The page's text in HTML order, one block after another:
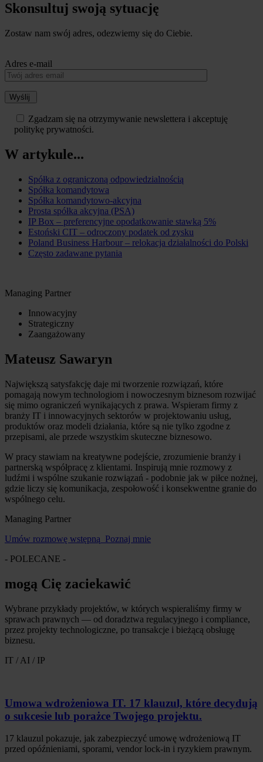
Skonsultuj swoją sytuację
Zostaw nam swój adres, odezwiemy się do Ciebie.
Adres e-mail
Wyślij
Zgadzam się na otrzymywanie newslettera i akceptuję
politykę prywatności.
W artykule...
Spółka z ograniczoną odpowiedzialnością
Spółka komandytowa
Spółka komandytowo-akcyjna
Prosta spółka akcyjna (PSA)
IP Box – preferencyjne opodatkowanie stawką 5%
Estoński CIT – odroczony podatek od zysku
Poland Business Harbour – relokacja działalności do Polski
Często zadawane pytania
Managing Partner
Innowacyjny
Strategiczny
Zaangażowany
Mateusz Sawaryn
Największą satysfakcję daje mi tworzenie rozwiązań, które
pomagają nowym technologiom i nowoczesnym biznesom rozwijać
się mimo ograniczeń wynikających z prawa. Wspieram firmy z
branży IT i innowacyjnych sektorów w projektowaniu usług,
produktów oraz modeli działania, które są nie tylko zgodne z
przepisami, ale przede wszystkim skuteczne biznesowo.
W pracy stawiam na kreatywne podejście, zrozumienie branży i
partnerską współpracę z klientami. Inspirują mnie rozmowy z
ludźmi i wspólne szukanie rozwiązań - podobnie jak w piłce nożnej,
gdzie liczy się komunikacja, zespołowość i konsekwentne granie do
wspólnego celu.
Managing Partner
Umów rozmowę wstępną Poznaj mnie
- POLECANE -
mogą Cię zaciekawić
Wybrane przykłady projektów, w których wspieraliśmy firmy w
sprawach prawnych — od doradztwa regulacyjnego i compliance,
przez projekty technologiczne, po transakcje i bieżącą obsługę
biznesu.
IT / AI / IP
Umowa wdrożeniowa IT. 17 klauzul, które decydują
o sukcesie lub porażce Twojego projektu.
17 klauzul pokazuje, jak zabezpieczyć umowę wdrożeniową IT
przed opóźnieniami, sporami, vendor lock-in i ryzykiem prawnym.